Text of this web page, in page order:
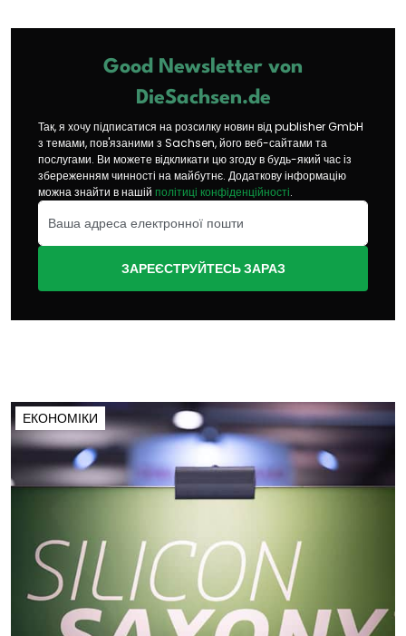
Good Newsletter von
DieSachsen.de
Так, я хочу підписатися на розсилку новин від publisher GmbH
з темами, пов'язаними з Sachsen, його веб-сайтами та
послугами. Ви можете відкликати цю згоду в будь-який час із
збереженням чинності на майбутнє. Додаткову інформацію
можна знайти в нашій політиці конфіденційності.
ЗАРЕЄСТРУЙТЕСЬ ЗАРАЗ
ЕКОНОМІКИ